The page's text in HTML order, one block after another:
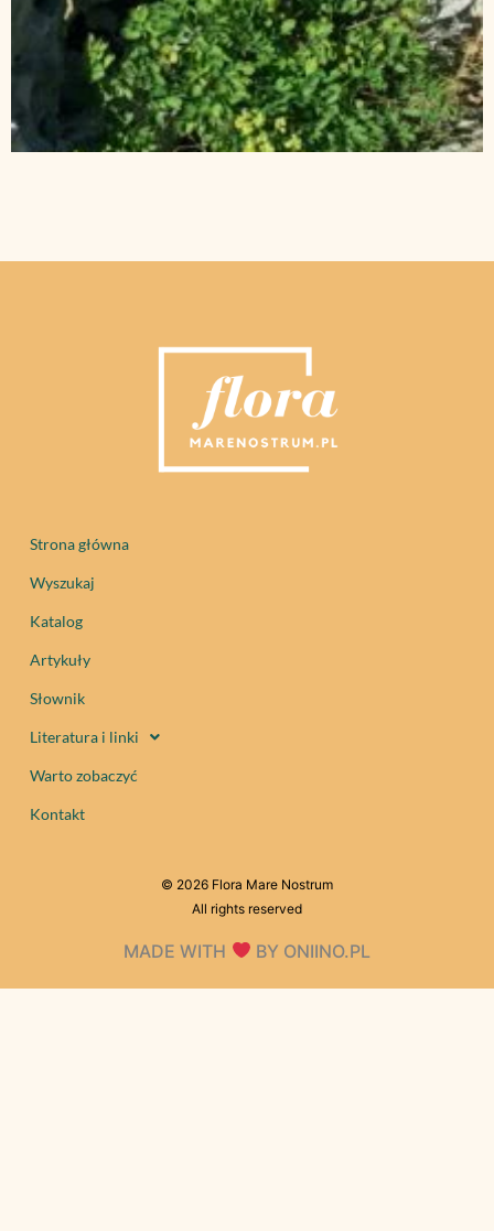
Strona główna
Wyszukaj
Katalog
Artykuły
Słownik
Literatura i linki
Warto zobaczyć
Kontakt
© 2026 Flora Mare Nostrum
All rights reserved
MADE WITH BY ONIINO.PL